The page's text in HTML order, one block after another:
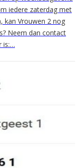
iedere zaterdag met
kan Vrouwen 2 nog
Neem dan contact
is:…